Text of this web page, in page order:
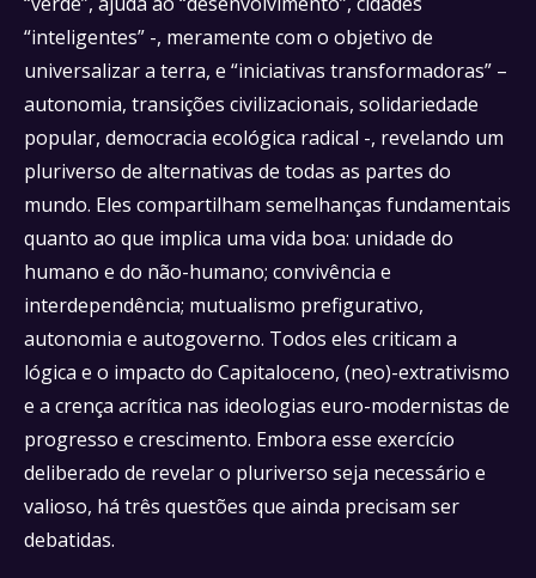
“inteligentes” -, meramente com o objetivo de
universalizar a terra, e “iniciativas transformadoras” –
autonomia, transições civilizacionais, solidariedade
popular, democracia ecológica radical -, revelando um
pluriverso de alternativas de todas as partes do
mundo. Eles compartilham semelhanças fundamentais
quanto ao que implica uma vida boa: unidade do
humano e do não-humano; convivência e
interdependência; mutualismo prefigurativo,
autonomia e autogoverno. Todos eles criticam a
lógica e o impacto do Capitaloceno, (neo)-extrativismo
e a crença acrítica nas ideologias euro-modernistas de
progresso e crescimento. Embora esse exercício
deliberado de revelar o pluriverso seja necessário e
valioso, há três questões que ainda precisam ser
debatidas.